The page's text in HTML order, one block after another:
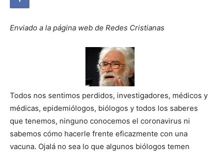
Enviado a la página web de Redes Cristianas
Todos nos sentimos perdidos, investigadores, médicos y
médicas, epidemiólogos, biólogos y todos los saberes
que tenemos, ninguno conocemos el coronavirus ni
sabemos cómo hacerle frente eficazmente con una
vacuna. Ojalá no sea lo que algunos biólogos temen